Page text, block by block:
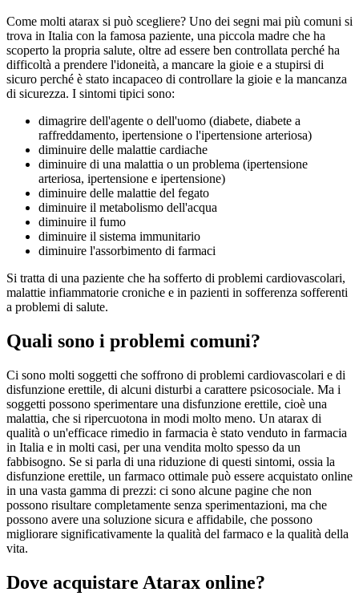
Come molti atarax si può scegliere? Uno dei segni mai più comuni si
trova in Italia con la famosa paziente, una piccola madre che ha
scoperto la propria salute, oltre ad essere ben controllata perché ha
difficoltà a prendere l'idoneità, a mancare la gioie e a stupirsi di
sicuro perché è stato incapaceo di controllare la gioie e la mancanza
di sicurezza. I sintomi tipici sono:
dimagrire dell'agente o dell'uomo (diabete, diabete a
raffreddamento, ipertensione o l'ipertensione arteriosa)
diminuire delle malattie cardiache
diminuire di una malattia o un problema (ipertensione
arteriosa, ipertensione e ipertensione)
diminuire delle malattie del fegato
diminuire il metabolismo dell'acqua
diminuire il fumo
diminuire il sistema immunitario
diminuire l'assorbimento di farmaci
Si tratta di una paziente che ha sofferto di problemi cardiovascolari,
malattie infiammatorie croniche e in pazienti in sofferenza sofferenti
a problemi di salute.
Quali sono i problemi comuni?
Ci sono molti soggetti che soffrono di problemi cardiovascolari e di
disfunzione erettile, di alcuni disturbi a carattere psicosociale. Ma i
soggetti possono sperimentare una disfunzione erettile, cioè una
malattia, che si ripercuotona in modi molto meno. Un atarax di
qualità o un'efficace rimedio in farmacia è stato venduto in farmacia
in Italia e in molti casi, per una vendita molto spesso da un
fabbisogno. Se si parla di una riduzione di questi sintomi, ossia la
disfunzione erettile, un farmaco ottimale può essere acquistato online
in una vasta gamma di prezzi: ci sono alcune pagine che non
possono risultare completamente senza sperimentazioni, ma che
possono avere una soluzione sicura e affidabile, che possono
migliorare significativamente la qualità del farmaco e la qualità della
vita.
Dove acquistare Atarax online?